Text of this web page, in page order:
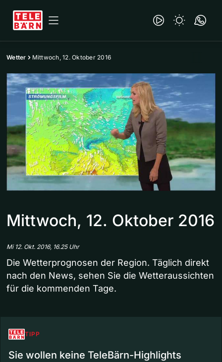
Wetter Mittwoch, 12. Oktober 2016
Mittwoch, 12. Oktober 2016
Mi 12. Okt. 2016, 16.25 Uhr
Die Wetterprognosen der Region. Täglich direkt
nach den News, sehen Sie die Wetteraussichten
für die kommenden Tage.
TIPP
Sie wollen keine TeleBärn-Highlights